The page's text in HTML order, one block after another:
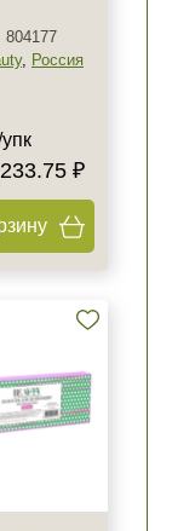
804177
, Россия
233.75 ₽